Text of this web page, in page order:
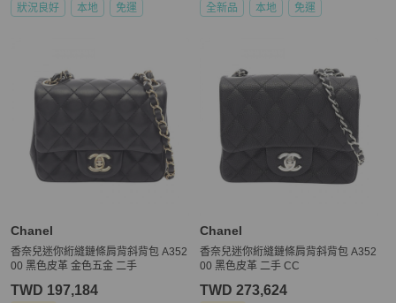
狀況良好 本地 免運 全新品 本地 免運
Chanel
香奈兒迷你絎縫鏈條肩背斜背包 A352
00 黑色皮革 金色五金 二手
TWD 197,184
Chanel
香奈兒迷你絎縫鏈條肩背斜背包 A352
00 黑色皮革 二手 CC
TWD 273,624